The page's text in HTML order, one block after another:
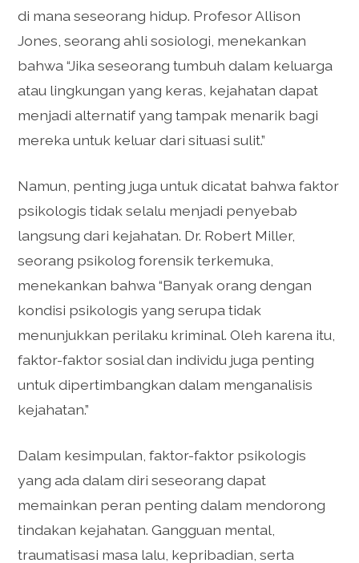
di mana seseorang hidup. Profesor Allison
Jones, seorang ahli sosiologi, menekankan
bahwa “Jika seseorang tumbuh dalam keluarga
atau lingkungan yang keras, kejahatan dapat
menjadi alternatif yang tampak menarik bagi
mereka untuk keluar dari situasi sulit.”
Namun, penting juga untuk dicatat bahwa faktor
psikologis tidak selalu menjadi penyebab
langsung dari kejahatan. Dr. Robert Miller,
seorang psikolog forensik terkemuka,
menekankan bahwa “Banyak orang dengan
kondisi psikologis yang serupa tidak
menunjukkan perilaku kriminal. Oleh karena itu,
faktor-faktor sosial dan individu juga penting
untuk dipertimbangkan dalam menganalisis
kejahatan.”
Dalam kesimpulan, faktor-faktor psikologis
yang ada dalam diri seseorang dapat
memainkan peran penting dalam mendorong
tindakan kejahatan. Gangguan mental,
traumatisasi masa lalu, kepribadian, serta